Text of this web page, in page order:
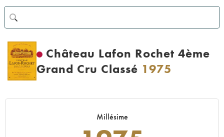
Château Lafon Rochet 4ème
Grand Cru Classé 1975
Millésime